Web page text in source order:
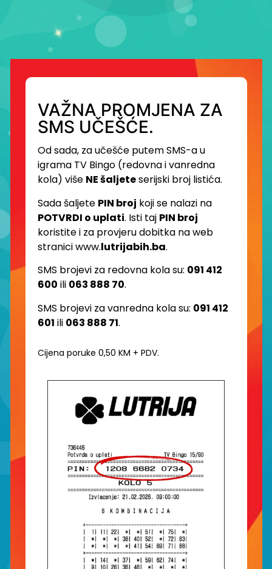
VAŽNA PROMJENA ZA
SMS UČEŠĆE.
Od sada, za učešće putem SMS-a u
igrama TV Bingo (redovna i vanredna
kola) više NE šaljeteserijski broj listića.
Sada šaljete PIN broj koji se nalazi na
POTVRDI o uplati. Isti taj PIN broj
koristite i za provjeru dobitka na web
stranici www.lutrijabih.ba.
SMS brojevi za redovna kola su: 091 412
600 ili 063 888 70.
SMS brojevi za vanredna kola su: 091 412
601 ili 063 888 71.
Cijena poruke 0,50 KM + PDV.